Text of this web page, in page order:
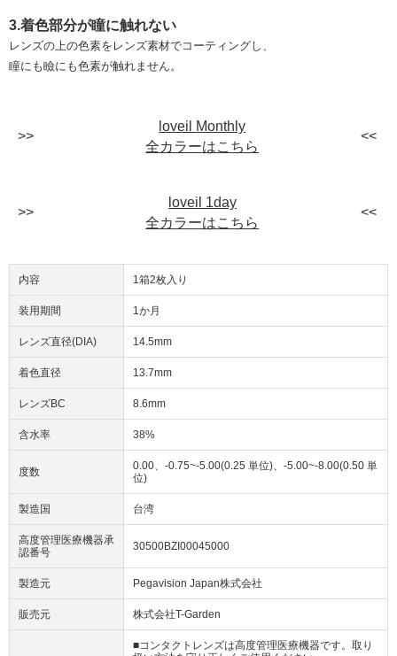
3.着色部分が瞳に触れない
レンズの上の色素をレンズ素材でコーティングし、
瞳にも瞼にも色素が触れません。
loveil Monthly
全カラーはこちら
loveil 1day
全カラーはこちら
内容 1箱2枚入り
装用期間 1か月
レンズ直径(DIA) 14.5mm
着色直径 13.7mm
レンズBC 8.6mm
含水率 38%
度数
0.00、-0.75~-5.00(0.25 単位)、-5.00~-8.00(0.50 単
位)
製造国 台湾
高度管理医療機器承
認番号
30500BZI00045000
製造元 Pegavision Japan株式会社
販売元 株式会社T-Garden
■コンタクトレンズは高度管理医療機器です。取り